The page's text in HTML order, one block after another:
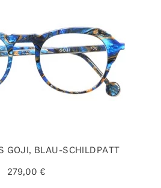
GOJI, BLAU-SCHILDPATT
279,00 €